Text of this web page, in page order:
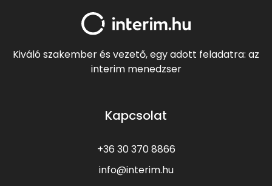
Kiváló szakember és vezető, egy adott feladatra: az
interim menedzser
Kapcsolat
+36 30 370 8866
info@interim.hu